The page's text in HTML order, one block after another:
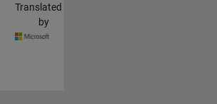
Translated
by